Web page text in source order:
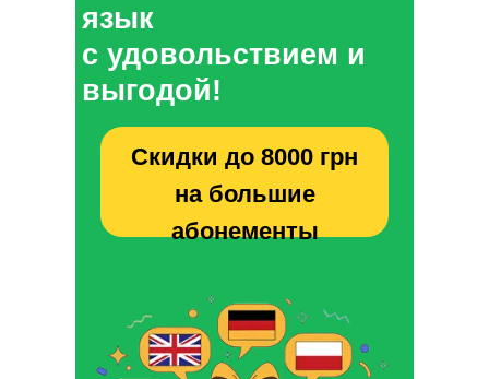
язык
с удовольствием и
выгодой!
Скидки до 8000 грн
на большие
абонементы